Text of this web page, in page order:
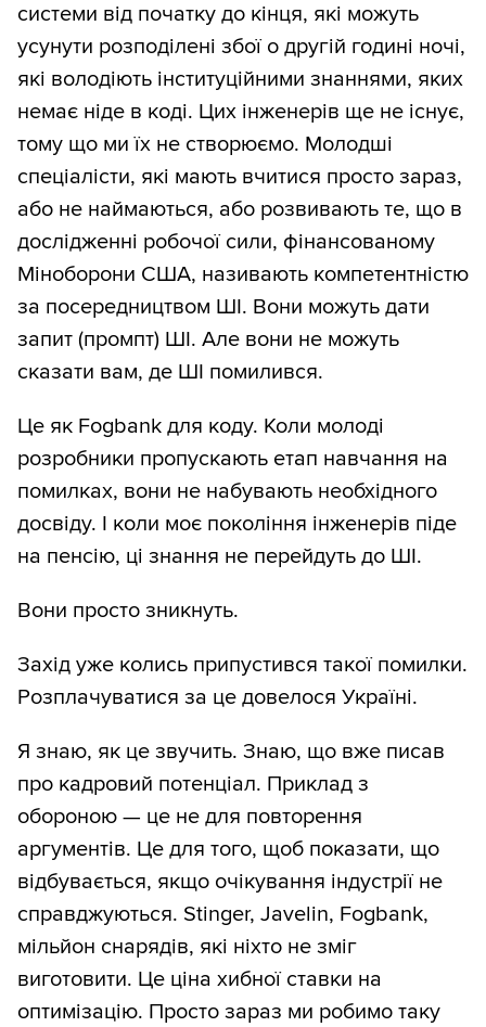
системи від початку до кінця, які можуть
усунути розподілені збої о другій годині ночі,
які володіють інституційними знаннями, яких
немає ніде в коді. Цих інженерів ще не існує,
тому що ми їх не створюємо. Молодші
спеціалісти, які мають вчитися просто зараз,
або не наймаються, або розвивають те, що в
дослідженні робочої сили, фінансованому
Міноборони США, називають компетентністю
за посередництвом ШІ. Вони можуть дати
запит (промпт) ШІ. Але вони не можуть
сказати вам, де ШІ помилився.
Це як Fogbank для коду. Коли молоді
розробники пропускають етап навчання на
помилках, вони не набувають необхідного
досвіду. І коли моє покоління інженерів піде
на пенсію, ці знання не перейдуть до ШІ.
Вони просто зникнуть.
Захід уже колись припустився такої помилки.
Розплачуватися за це довелося Україні.
Я знаю, як це звучить. Знаю, що вже писав
про кадровий потенціал. Приклад з
обороною — це не для повторення
аргументів. Це для того, щоб показати, що
відбувається, якщо очікування індустрії не
справджуються. Stinger, Javelin, Fogbank,
мільйон снарядів, які ніхто не зміг
виготовити. Це ціна хибної ставки на
оптимізацію. Просто зараз ми робимо таку